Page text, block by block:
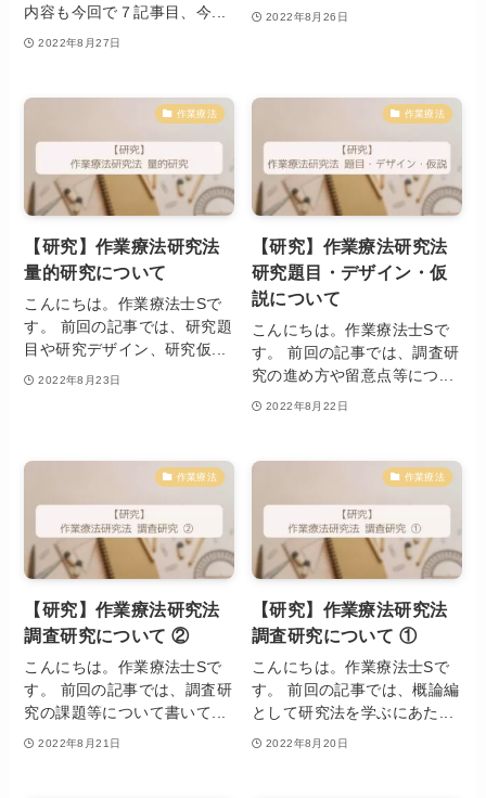
内容も今回で７記事目、今...
2022年8月27日
2022年8月26日
作業療法
【研究】作業療法研究法
量的研究について
こんにちは。作業療法士Sで
す。 前回の記事では、研究題
目や研究デザイン、研究仮...
2022年8月23日
作業療法
【研究】作業療法研究法
研究題目・デザイン・仮
説について
こんにちは。作業療法士Sで
す。 前回の記事では、調査研
究の進め方や留意点等につ...
2022年8月22日
作業療法
【研究】作業療法研究法
調査研究について ②
こんにちは。作業療法士Sで
す。 前回の記事では、調査研
究の課題等について書いて...
2022年8月21日
作業療法
【研究】作業療法研究法
調査研究について ①
こんにちは。作業療法士Sで
す。 前回の記事では、概論編
として研究法を学ぶにあた...
2022年8月20日